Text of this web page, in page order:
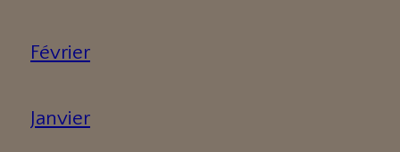
Février
Janvier